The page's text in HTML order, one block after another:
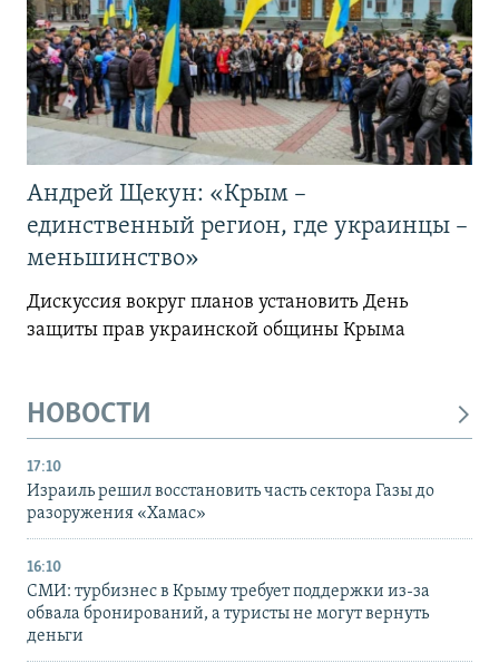
Андрей Щекун: «Крым –
единственный регион, где украинцы –
меньшинство»
Дискуссия вокруг планов установить День
защиты прав украинской общины Крыма
НОВОСТИ
17:10
Израиль решил восстановить часть сектора Газы до
разоружения «Хамас»
16:10
СМИ: турбизнес в Крыму требует поддержки из-за
обвала бронирований, а туристы не могут вернуть
деньги